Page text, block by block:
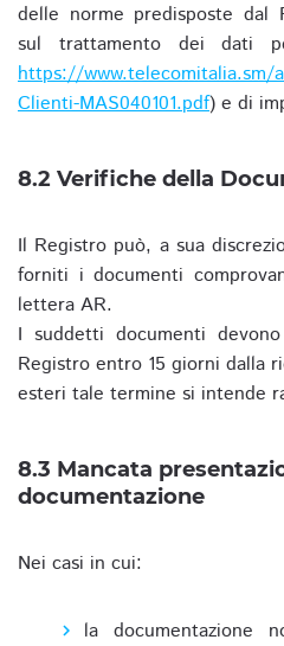
delle norme predisposte dal
sul trattamento dei dati
https://www.telecomitalia.sm/
Clienti-MAS040101.pdf) e di
8.2 Verifiche della
Il Registro può, a sua
forniti i documenti
lettera AR.
I suddetti documenti
Registro entro 15 giorni dalla
esteri tale termine si intende
8.3 Mancata
documentazione
Nei casi in cui:
la documentazione